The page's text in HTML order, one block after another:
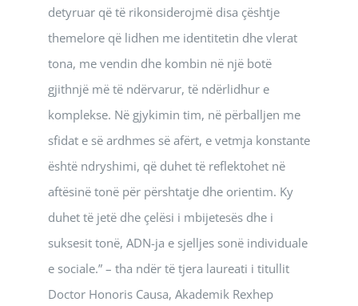
detyruar që të rikonsiderojmë disa çështje
themelore që lidhen me identitetin dhe vlerat
tona, me vendin dhe kombin në një botë
gjithnjë më të ndërvarur, të ndërlidhur e
komplekse. Në gjykimin tim, në përballjen me
sfidat e së ardhmes së afërt, e vetmja konstante
është ndryshimi, që duhet të reflektohet në
aftësinë tonë për përshtatje dhe orientim. Ky
duhet të jetë dhe çelësi i mbijetesës dhe i
suksesit tonë, ADN-ja e sjelljes sonë individuale
e sociale.” – tha ndër të tjera laureati i titullit
Doctor Honoris Causa, Akademik Rexhep